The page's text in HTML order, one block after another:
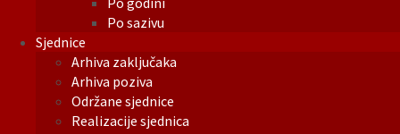
Po sazivu
Sjednice
Arhiva zaključaka
Arhiva poziva
Održane sjednice
Realizacije sjednica